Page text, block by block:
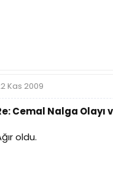
Kas 2009
Cemal Nalga Olayı
oldu.